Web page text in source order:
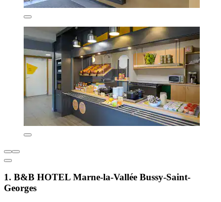
1. B&B HOTEL Marne-la-Vallée Bussy-Saint-
Georges